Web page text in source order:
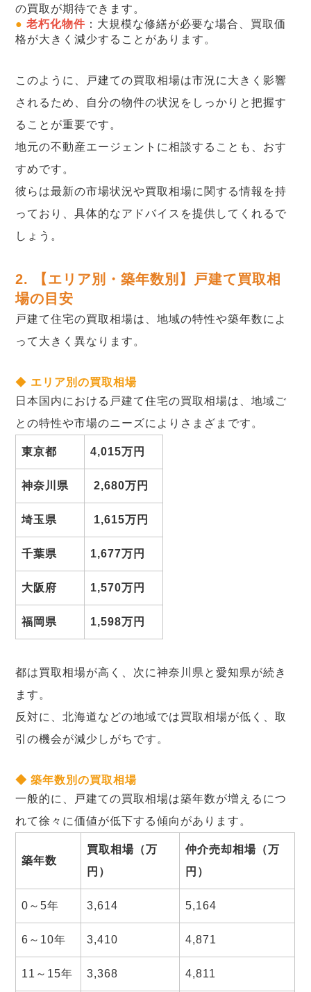
の買取が期待できます。
● 老朽化物件 ：大規模な修繕が必要な場合、買取価
格が大きく減少することがあります。
このように、戸建ての買取相場は市況に大きく影響
されるため、自分の物件の状況をしっかりと把握す
ることが重要です。
地元の不動産エージェントに相談することも、おす
すめです。
彼らは最新の市場状況や買取相場に関する情報を持
っており、具体的なアドバイスを提供してくれるで
しょう。
2. 【エリア別・築年数別】戸建て買取相
場の目安
戸建て住宅の買取相場は、地域の特性や築年数によ
って大きく異なります。
◆ エリア別の買取相場
日本国内における戸建て住宅の買取相場は、地域ご
との特性や市場のニーズによりさまざまです。
東京都 4,015万円
神奈川県 2,680万円
埼玉県 1,615万円
千葉県 1,677万円
大阪府 1,570万円
福岡県 1,598万円
都は買取相場が高く、次に神奈川県と愛知県が続き
ます。
反対に、北海道などの地域では買取相場が低く、取
引の機会が減少しがちです。
◆ 築年数別の買取相場
一般的に、戸建ての買取相場は築年数が増えるにつ
れて徐々に価値が低下する傾向があります。
築年数
買取相場（万
円）
仲介売却相場（万
円）
0～5年 3,614 5,164
6～10年 3,410 4,871
11～15年 3,368 4,811